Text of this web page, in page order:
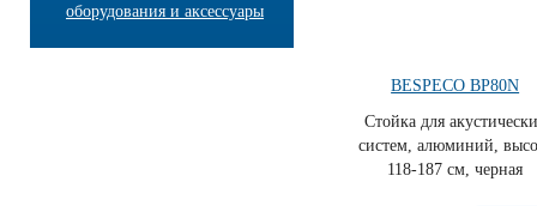
оборудования и аксессуары
BESPECO BP80N
Стойка для
систем, алюминий,
118-187 см, черная